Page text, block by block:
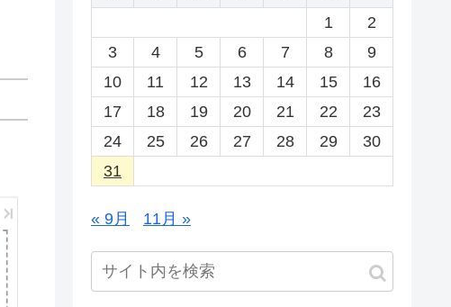
1
2
3
4 5 6 7 8
9
10
11 12 13 14 15
16
17
18 19 20 21 22
23
24
25 26 27 28 29
30
31
« 9月 11月 »